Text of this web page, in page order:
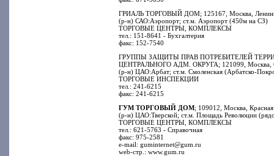
ГРИАЛЬ ТОРГОВЫЙ ДОМ; 125167, Москва,
(р-н) САО:Аэропорт; ст.м. Аэропорт (450м на СЗ)
ТОРГОВЫЕ ЦЕНТРЫ, КОМПЛЕКСЫ
тел.: 151-8641 - Бухгалтерия
факс: 152-7540
ГРУППЫ ЗАЩИТЫ ПРАВ ПОТРЕБИТЕЛЕЙ
ЦЕНТРАЛЬНОГО АДМ. ОКРУГА; 121099, Москва,
(р-н) ЦАО:Арбат; ст.м. Смоленская (Арбатско-
ТОРГОВЫЕ ИНСПЕКЦИИ
тел.: 241-6215
факс: 241-6215
ГУМ ТОРГОВЫЙ ДОМ; 109012, Москва,
(р-н) ЦАО:Тверской; ст.м. Площадь Революции
ТОРГОВЫЕ ЦЕНТРЫ, КОМПЛЕКСЫ
тел.: 621-5763 - Справочная
факс: 975-2581
e-mail: guminternet@gum.ru
web-стр.: www.gum.ru